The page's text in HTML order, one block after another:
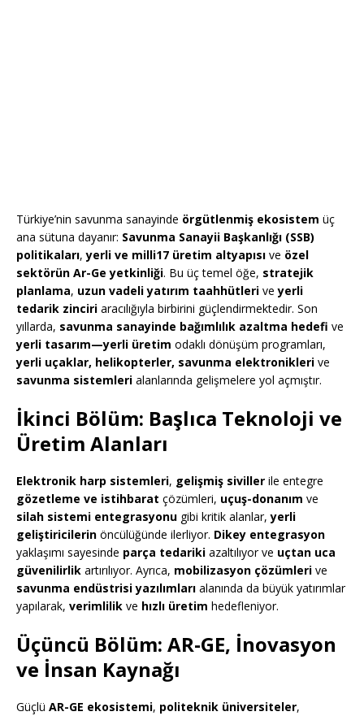
Türkiye’nin savunma sanayinde örgütlenmiş ekosistem üç
ana sütuna dayanır: Savunma Sanayii Başkanlığı (SSB)
politikaları,yerli ve milli17 üretim altyapısı ve özel
sektörün Ar-Ge yetkinliği. Bu üç temel öğe, stratejik
planlama, uzun vadeli yatırım taahhütleri veyerli
tedarik zinciri aracılığıyla birbirini güçlendirmektedir. Son
yıllarda, savunma sanayinde bağımlılık azaltma hedefi ve
yerli tasarım—yerli üretim odaklı dönüşüm programları,
yerli uçaklar, helikopterler, savunma elektronikleri ve
savunma sistemleri alanlarında gelişmelere yol açmıştır.
İkinci Bölüm: Başlıca Teknoloji ve
Üretim Alanları
Elektronik harp sistemleri, gelişmiş siviller ile entegre
gözetleme ve istihbarat çözümleri, uçuş-donanım ve
silah sistemi entegrasyonu gibi kritik alanlar,yerli
geliştiricilerin öncülüğünde ilerliyor. Dikey entegrasyon
yaklaşımı sayesinde parça tedariki azaltılıyor ve uçtan uca
güvenilirlik artırılıyor. Ayrıca, mobilizasyon çözümleri ve
savunma endüstrisi yazılımları alanında da büyük yatırımlar
yapılarak, verimlilik ve hızlı üretim hedefleniyor.
Üçüncü Bölüm: AR-GE, İnovasyon
ve İnsan Kaynağı
Güçlü AR-GE ekosistemi, politeknik üniversiteler,